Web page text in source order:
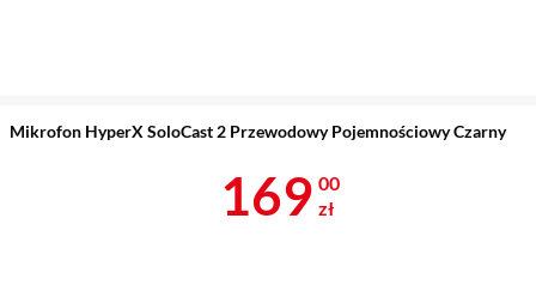
Mikrofon HyperX SoloCast 2 Przewodowy Pojemnościowy Czarny
Cena 169 zł
169 00
zł